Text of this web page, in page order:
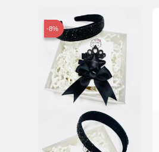
-8%
-8%